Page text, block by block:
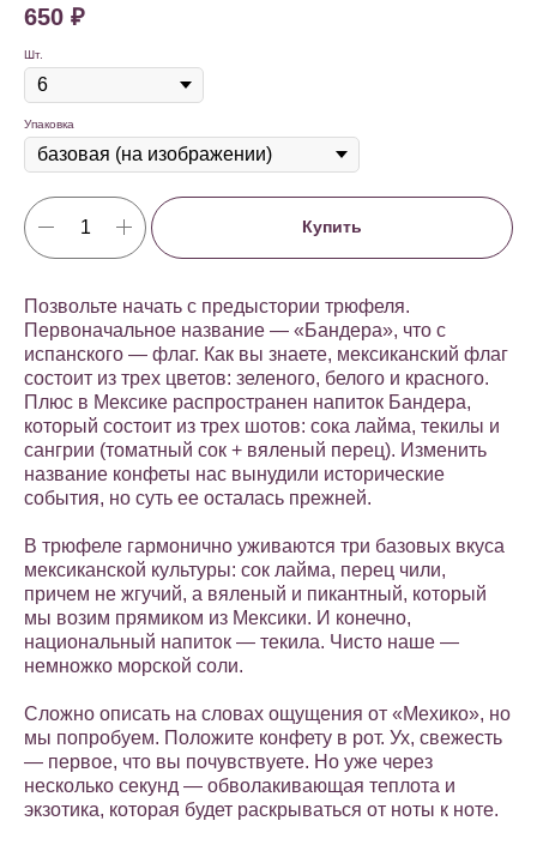
650 ₽
Шт.
Упаковка
Купить
Позвольте начать с предыстории трюфеля.
Первоначальное название — «Бандера», что с
испанского — флаг. Как вы знаете, мексиканский флаг
состоит из трех цветов: зеленого, белого и красного.
Плюс в Мексике распространен напиток Бандера,
который состоит из трех шотов: сока лайма, текилы и
сангрии (томатный сок + вяленый перец). Изменить
название конфеты нас вынудили исторические
события, но суть ее осталась прежней.
В трюфеле гармонично уживаются три базовых вкуса
мексиканской культуры: сок лайма, перец чили,
причем не жгучий, а вяленый и пикантный, который
мы возим прямиком из Мексики. И конечно,
национальный напиток — текила. Чисто наше —
немножко морской соли.
Сложно описать на словах ощущения от «Мехико», но
мы попробуем. Положите конфету в рот. Ух, свежесть
— первое, что вы почувствуете. Но уже через
несколько секунд — обволакивающая теплота и
экзотика, которая будет раскрываться от ноты к ноте.